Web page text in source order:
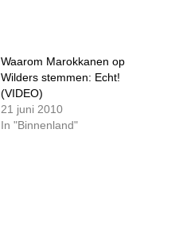
Waarom Marokkanen op
Wilders stemmen: Echt!
(VIDEO)
21 juni 2010
In "Binnenland"